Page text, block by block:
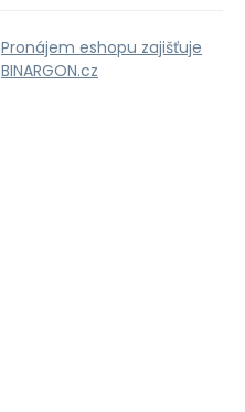
Pronájem eshopu zajišťuje
BINARGON.cz